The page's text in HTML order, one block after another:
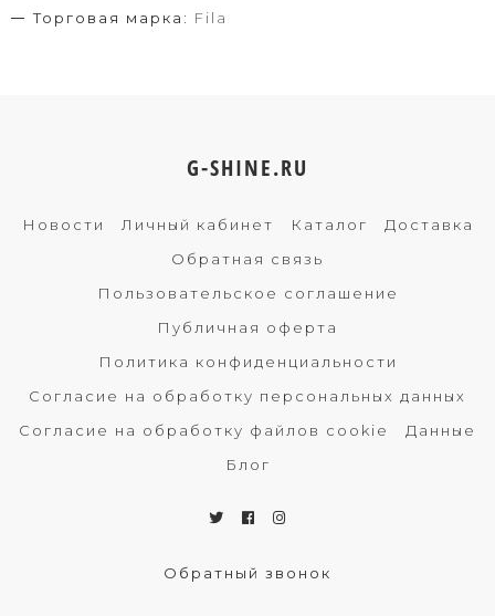
Торговая марка: Fila
G-SHINE.RU
Новости Личный кабинет Каталог
Доставка
Обратная связь
Пользовательское соглашение
Публичная оферта
Политика конфиденциальности
Согласие на обработку персональных данных
Согласие на обработку файлов cookie
Данные
Блог
Обратный звонок